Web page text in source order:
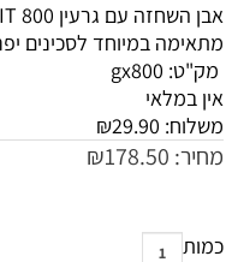
מתאימה במיוחד לסכינים
מק"ט: gx800
אין במלאי
משלוח:
₪29.90
מחיר: ₪178.50
כמות